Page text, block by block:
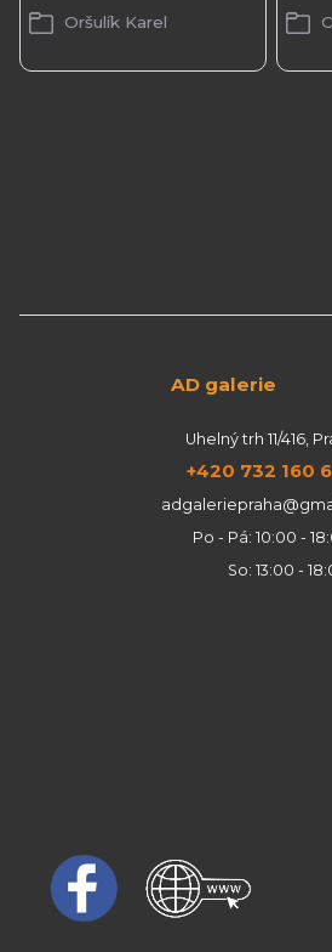
Oršulík Karel
AD galerie
Uhelný trh 11/416,
+420 732 160
Po - Pá: 10:00 -
So: 13:00 -